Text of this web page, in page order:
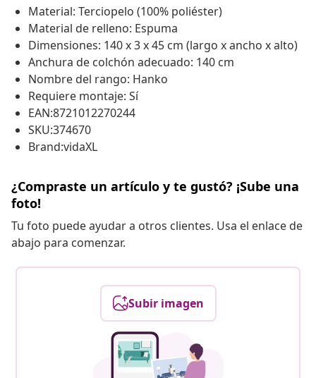
Material: Terciopelo (100% poliéster)
Material de relleno: Espuma
Dimensiones: 140 x 3 x 45 cm (largo x ancho x alto)
Anchura de colchón adecuado: 140 cm
Nombre del rango: Hanko
Requiere montaje: Sí
EAN:8721012270244
SKU:374670
Brand:vidaXL
¿Compraste un artículo y te gustó? ¡Sube una
foto!
Tu foto puede ayudar a otros clientes. Usa el enlace de
abajo para comenzar.
Subir imagen